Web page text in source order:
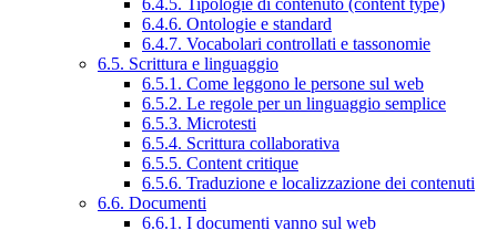
6.4.5. Tipologie di contenuto (content type)
6.4.6. Ontologie e standard
6.4.7. Vocabolari controllati e tassonomie
6.5. Scrittura e linguaggio
6.5.1. Come leggono le persone sul web
6.5.2. Le regole per un linguaggio semplice
6.5.3. Microtesti
6.5.4. Scrittura collaborativa
6.5.5. Content critique
6.5.6. Traduzione e localizzazione dei contenuti
6.6. Documenti
6.6.1. I documenti vanno sul web